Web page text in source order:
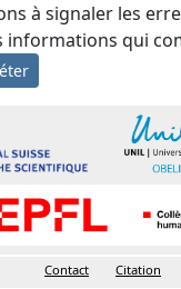
à signaler les
qui
Contact
Citation